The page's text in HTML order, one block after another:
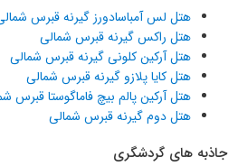
هتل لس آمباسادورز گیرنه قبرس
هتل راکس گیرنه قبرس شمالی
هتل آرکین کلونی گیرنه قبرس شمالی
هتل کایا پلازو گیرنه قبرس شمالی
هتل آرکین پالم بیچ فاماگوستا قبرس
هتل دوم گیرنه قبرس شمالی
جاذبه های گردشگری